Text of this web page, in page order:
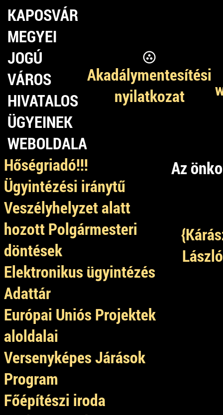
KAPOSVÁR
MEGYEI
JOGÚ
VÁROS
HIVATALOS
ÜGYEINEK
WEBOLDALA
Akadálymentesítési
nyilatkozat
Hőségriadó!!!
Ügyintézési iránytű
Veszélyhelyzet alatt
hozott Polgármesteri
döntések
Elektronikus ügyintézés
Adattár
Európai Uniós Projektek
aloldalai
Versenyképes Járások
Program
Főépítészi iroda
Az